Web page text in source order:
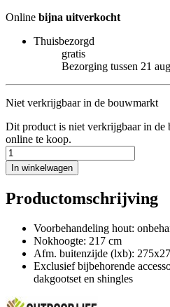
Online bijna uitverkocht
Thuisbezorgd
gratis
Bezorging tussen 21
Niet verkrijgbaar in de bouwmarkt
Dit product is niet verkrijgbaar in de
online te koop.
In winkelwagen
Productomschrijving
Voorbehandeling hout:
Nokhoogte: 217 cm
Afm. buitenzijde (lxb):
Exclusief bijbehorende
dakgootset en shingles